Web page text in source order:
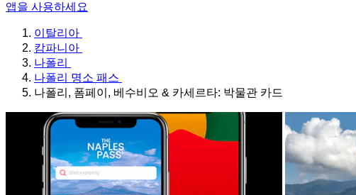
앱을 사용하세요
이탈리아
캄파니아
나폴리
나폴리 명소 패스
나폴리, 폼페이, 베수비오 & 카세르타: 박물관 카드